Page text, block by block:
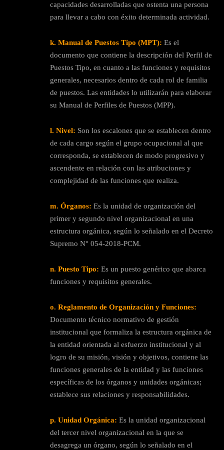
capacidades desarrolladas que ostenta una persona
para llevar a cabo con éxito determinada actividad.
k. Manual de Puestos Tipo (MPT): Es el
documento que contiene la descripción del Perfil de
Puestos Tipo, en cuanto a las funciones y requisitos
generales, necesarios dentro de cada rol de familia
de puestos. Las entidades lo utilizarán para elaborar
su Manual de Perfiles de Puestos (MPP).
l. Nivel: Son los escalones que se establecen dentro
de cada cargo según el grupo ocupacional al que
corresponda, se establecen de modo progresivo y
ascendente en relación con las atribuciones y
complejidad de las funciones que realiza.
m. Órganos: Es la unidad de organización del
primer y segundo nivel organizacional en una
estructura orgánica, según lo señalado en el Decreto
Supremo N° 054-2018-PCM.
n. Puesto Tipo: Es un puesto genérico que abarca
funciones y requisitos generales.
o. Reglamento de Organización y Funciones:
Documento técnico normativo de gestión
institucional que formaliza la estructura orgánica de
la entidad orientada al esfuerzo institucional y al
logro de su misión, visión y objetivos, contiene las
funciones generales de la entidad y las funciones
específicas de los órganos y unidades orgánicas;
establece sus relaciones y responsabilidades.
p. Unidad Orgánica: Es la unidad organizacional
del tercer nivel organizacional en la que se
desagrega un órgano, según lo señalado en el